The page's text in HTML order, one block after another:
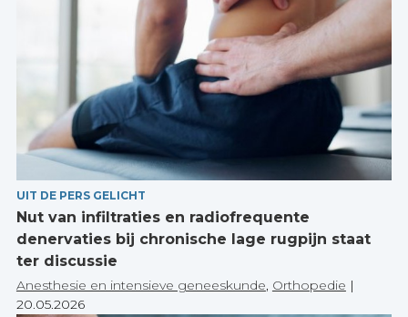
UIT DE PERS GELICHT
Nut van infiltraties en radiofrequente
denervaties bij chronische lage rugpijn staat
ter discussie
Anesthesie en intensieve geneeskunde, Orthopedie |
20.05.2026